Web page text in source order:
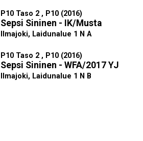
P10 Taso 2 , P10 (2016)
Sepsi Sininen - IK/Musta
Ilmajoki, Laidunalue 1 N A
P10 Taso 2 , P10 (2016)
Sepsi Sininen - WFA/2017 YJ
Ilmajoki, Laidunalue 1 N B